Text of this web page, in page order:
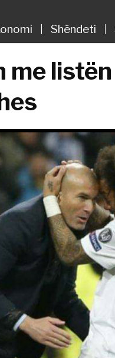
Shëndeti
me